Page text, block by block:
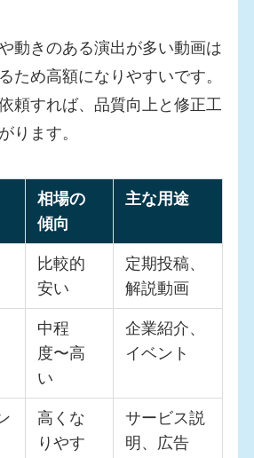
動きのある演出が多い動画は
ため高額になりやすいです。
頼すれば、品質向上と修正工
ります。
相場の
傾向
主な用途
比較的
安い
定期投稿、
解説動画
中程
度〜高
い
企業紹介、
イベント
高くな
りやす
サービス説
明、広告